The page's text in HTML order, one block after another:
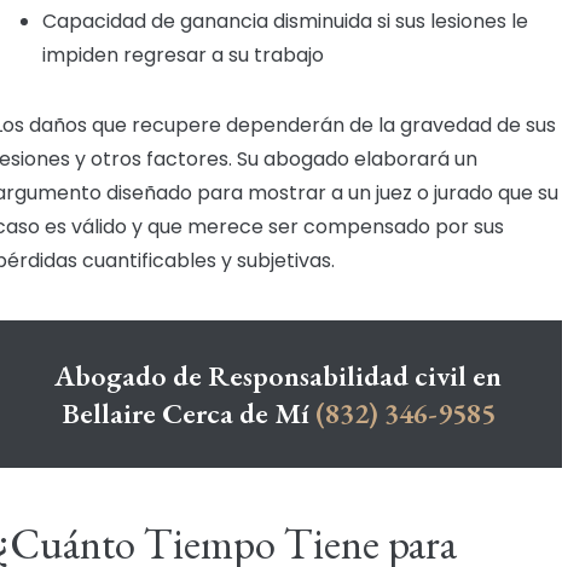
Capacidad de ganancia disminuida si sus lesiones le
impiden regresar a su trabajo
daños que recupere dependerán de la gravedad de sus
y otros factores. Su abogado elaborará un
diseñado para mostrar a un juez o jurado que su
es válido y que merece ser compensado por sus
cuantificables y subjetivas.
Abogado de Responsabilidad civil en
Bellaire Cerca de Mí(832) 346-9585
Tiempo Tiene para